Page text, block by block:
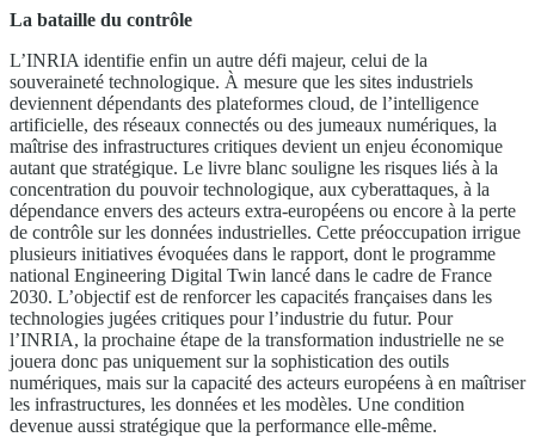
La bataille du contrôle
L’INRIA identifie enfin un autre défi majeur, celui de la
souveraineté technologique. À mesure que les sites industriels
deviennent dépendants des plateformes cloud, de l’intelligence
artificielle, des réseaux connectés ou des jumeaux numériques, la
maîtrise des infrastructures critiques devient un enjeu économique
autant que stratégique. Le livre blanc souligne les risques liés à la
concentration du pouvoir technologique, aux cyberattaques, à la
dépendance envers des acteurs extra-européens ou encore à la perte
de contrôle sur les données industrielles. Cette préoccupation irrigue
plusieurs initiatives évoquées dans le rapport, dont le programme
national Engineering Digital Twin lancé dans le cadre de France
2030. L’objectif est de renforcer les capacités françaises dans les
technologies jugées critiques pour l’industrie du futur. Pour
l’INRIA, la prochaine étape de la transformation industrielle ne se
jouera donc pas uniquement sur la sophistication des outils
numériques, mais sur la capacité des acteurs européens à en maîtriser
les infrastructures, les données et les modèles. Une condition
devenue aussi stratégique que la performance elle-même.